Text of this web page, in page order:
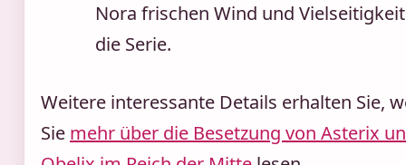
Nora frischen Wind und
die Serie.
Weitere interessante Details erhalten Sie,
Sie mehr über die Besetzung von Asterix